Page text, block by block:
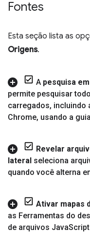
Fontes
Esta seção lista as
Origens.
A pesquisa
permite pesquisar
carregados, incluindo
Chrome, usando a guia
Revelar
lateral seleciona
quando você alterna
Ativar mapas
as Ferramentas do
de arquivos Java